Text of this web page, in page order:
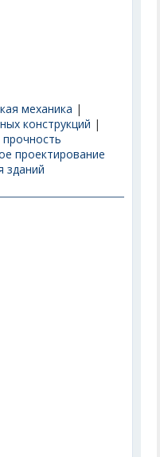
механика |
конструкций |
проектирование
зданий